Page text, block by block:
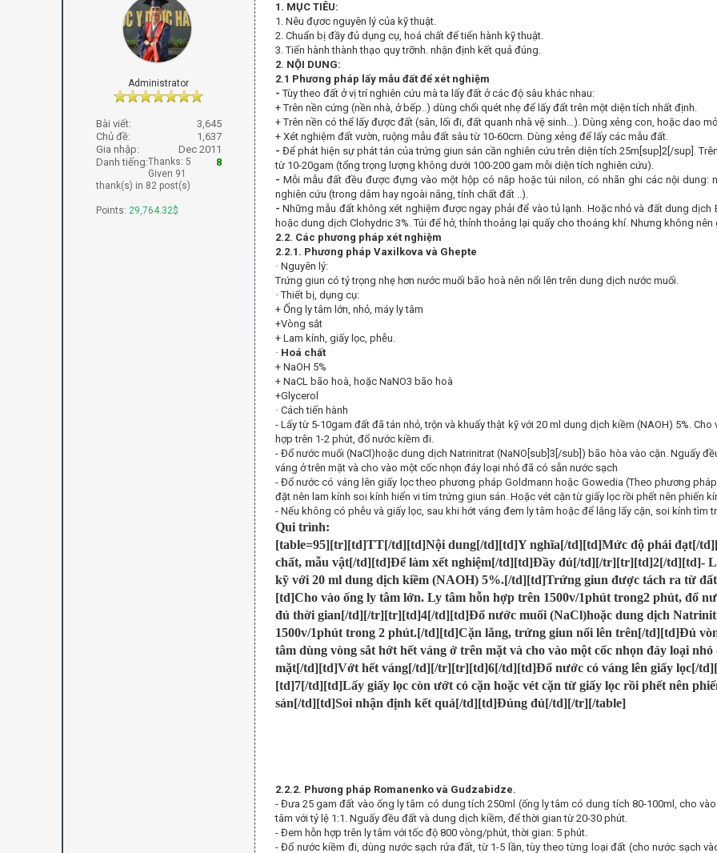
Administrator
Bài viết:
3,645
Chủ đề:
1,637
Gia nhập:
Dec 2011
Danh tiếng:
8
Thanks: 5
Given 91
thank(s) in 82 post(s)
Points: 29,764.32$
1. MỤC TIÊU:
1. Nêu đựơc nguyên lý của kỹ thuật.
2. Chuẩn bị đầy đủ dụng cụ, hoá chất để tiến hành kỹ thuật.
3. Tiến hành thành thạo quy trỡnh. nhận định kết quả đúng.
2. NỘI DUNG:
2.1 Phương pháp lấy mẫu đất để xét nghiệm
- Tùy theo đất ở vị trí nghiên cứu mà ta lấy đất ở các độ sâu khác nhau:
+ Trên nền cứng (nền nhà, ở bếp..) dùng chổi quét nhẹ để lấy đất trên một diện tích nhất định.
+ Trên nền có thể lấy được đất (sân, lối đi, đất quanh nhà vệ sinh…). Dùng xẻng con, hoặc dao
+ Xét nghiệm đất vườn, ruộng mẫu đất sâu từ 10-60cm. Dùng xẻng để lấy các mẫu đất.
- Để phát hiện sự phát tán của trứng giun sán cần nghiên cứu trên diện tích 25m[sup]2[/sup].
từ 10-20gam (tổng trọng lượng không dưới 100-200 gam mỗi diện tích nghiên cứu).
- Mỗi mẫu đất đều được đựng vào một hộp có nắp hoặc túi nilon, có nhãn ghi các nội dung:
nghiên cứu (trong dâm hay ngoài nắng, tính chất đất ..).
- Những mẫu đất không xét nghiệm được ngay phải để vào tủ lạnh. Hoặc nhỏ và đất dung
hoặc dung dịch Clohydric 3%. Túi để hở, thỉnh thoảng lại quấy cho thoáng khí. Nhưng không
2.2. Các phương pháp xét nghiệm
2.2.1. Phương pháp Vaxilkova và Ghepte
· Nguyên lý:
Trứng giun có tỷ trọng nhẹ hơn nước muối bão hoà nên nổi lên trên dung dịch nước muối.
·Thiết bị, dụng cụ:
+ Ống ly tâm lớn, nhỏ, máy ly tâm
+Vòng sắt
+ Lam kính, giấy lọc, phễu.
· Hoá chất
+ NaOH 5%
+ NaCL bão hoà, hoặc NaNO­3 bão hoà
+Glycerol
· Cách tiến hành
- Lấy từ 5-10gam đất đã tán nhỏ, trộn và khuấy thật kỹ với 20 ml dung dịch kiềm (NAOH) 5%.
hợp trên 1-2 phút, đổ nước kiềm đi.
- Đổ nước muối (NaCl)hoặc dung dịch Natrinitrat (NaNO[sub]3[/sub]) bão hòa vào cặn. Nguấy
váng ở trên mặt và cho vào một cốc nhọn đáy loại nhỏ đã có sẵn nước sạch
- Đổ nước có váng lên giấy lọc theo phương pháp Goldmann hoặc Gowedia (Theo phương
đặt nên lam kính soi kính hiển vi tìm trứng giun sán. Hoặc vét cặn từ giấy lọc rồi phết nên phiến
- Nếu không có phễu và giấy lọc, sau khi hớt váng đem ly tâm hoặc để lắng lấy cặn, soi kính tìm
Qui trình:
[table=95][tr][td]TT[/td][td]Nội dung[/td][td]Y nghĩa[/td][td]Mức độ phải đạt[/
chất, mẫu vật[/td][td]Để làm xết nghiệm[/td][td]Đầy đủ[/td][/tr][tr][td]2[/td][td]-
kỹ với 20 ml dung dịch kiềm (NAOH) 5%.[/td][td]Trứng giun được tách ra từ
[td]Cho vào ống ly tâm lớn. Ly tâm hỗn hợp trên 1500v/1phút trong2 phút, đổ
đủ thời gian[/td][/tr][tr][td]4[/td][td]Đổ nước muối (NaCl)hoặc dung dịch
1500v/1phút trong 2 phút.[/td][td]Cặn lắng, trứng giun nổi lên trên[/td][td]Đủ
tâm dùng vòng sắt hớt hết váng ở trên mặt và cho vào một cốc nhọn đáy loại
mặt[/td][td]Vớt hết váng[/td][/tr][tr][td]6[/td][td]Đổ nước có váng lên giấy lọc[/
[td]7[/td][td]Lấy giấy lọc còn ướt có cặn hoặc vét cặn từ giấy lọc rồi phết nên
sán[/td][td]Soi nhận định kết quả[/td][td]Đúng đủ[/td][/tr][/table]
2.2.2. Phương pháp Romanenko và Gudzabidze.
- Đưa 25 gam đất vào ống ly tâm có dung tích 250ml (ống ly tâm có dung tích 80-100ml, cho
tâm với tỷ lệ 1:1. Nguấy đều đất và dung dịch kiềm, để thời gian từ 20-30 phút.
- Đem hỗn hợp trên ly tâm với tốc độ 800 vòng/phút, thời gian: 5 phút.
- Đổ nước kiềm đi, dùng nước sạch rửa đất, từ 1-5 lần, tùy theo từng loại đất (cho nước sạch